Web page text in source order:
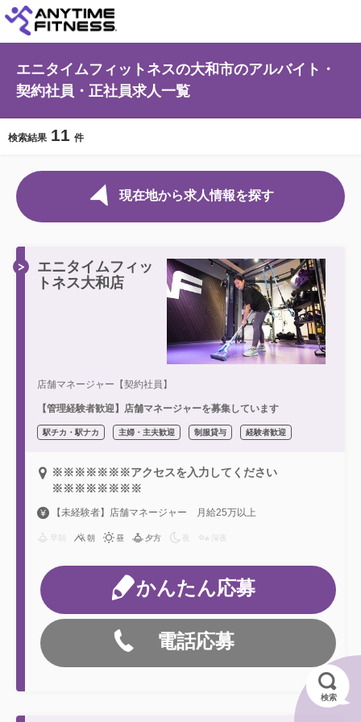
エニタイムフィットネスの大和市のアルバイト・
契約社員・正社員求人一覧
検索結果 11 件
現在地から求人情報を探す
エニタイムフィッ
トネス大和店
店舗マネージャー【契約社員】
【管理経験者歓迎】店舗マネージャーを募集しています
駅チカ・駅ナカ 主婦・主夫歓迎 制服貸与 経験者歓迎
※※※※※※※アクセスを入力してください
※※※※※※※※
【未経験者】店舗マネージャー 月給25万以上
朝 昼 夕方 夜 深夜
かんたん応募
電話応募
検索